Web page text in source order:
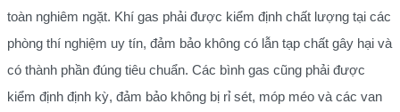
toàn nghiêm ngặt. Khí gas phải được kiểm định chất lượng tại các
phòng thí nghiệm uy tín, đảm bảo không có lẫn tạp chất gây hại và
có thành phần đúng tiêu chuẩn. Các bình gas cũng phải được
kiểm định định kỳ, đảm bảo không bị rỉ sét, móp méo và các van